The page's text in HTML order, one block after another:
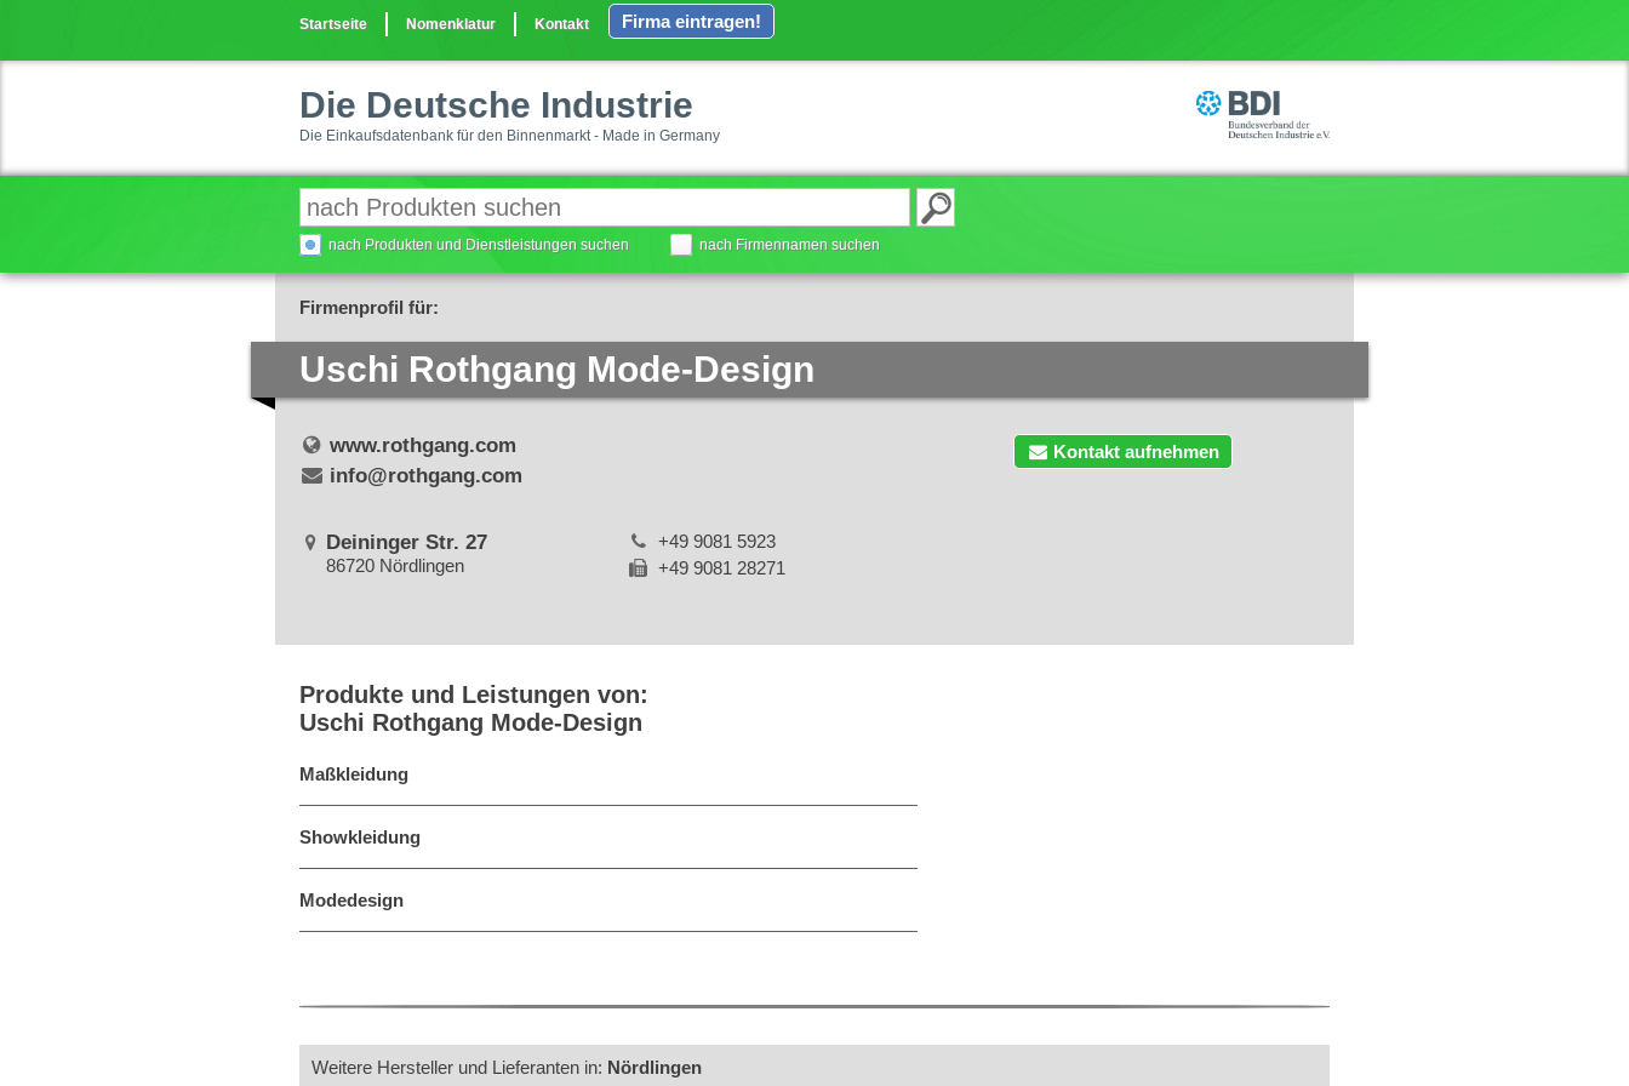
Startseite Nomenklatur Kontakt Firma eintragen!
Die Deutsche Industrie
Die Einkaufsdatenbank für den Binnenmarkt - Made in Germany
nach Produkten und Dienstleistungen suchen nach Firmennamen suchen
Firmenprofil für:
Uschi Rothgang Mode-Design
Kontakt aufnehmen
www.rothgang.com
info@rothgang.com
Deininger Str. 27
86720 Nördlingen
+49 9081 5923
+49 9081 28271
Produkte und Leistungen von:
Uschi Rothgang Mode-Design
Maßkleidung
Showkleidung
Modedesign
Weitere Hersteller und Lieferanten in: Nördlingen